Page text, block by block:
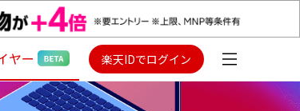
ヤー 楽天IDでログイン